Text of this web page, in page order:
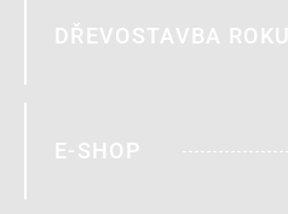
DŘEVOSTAVBA ROKU
E-SHOP